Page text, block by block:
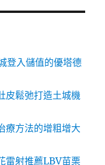
登入儲值的優塔德
皮鬆弛打造土城機
療方法的增粗增大
雷射推薦LBV苗栗